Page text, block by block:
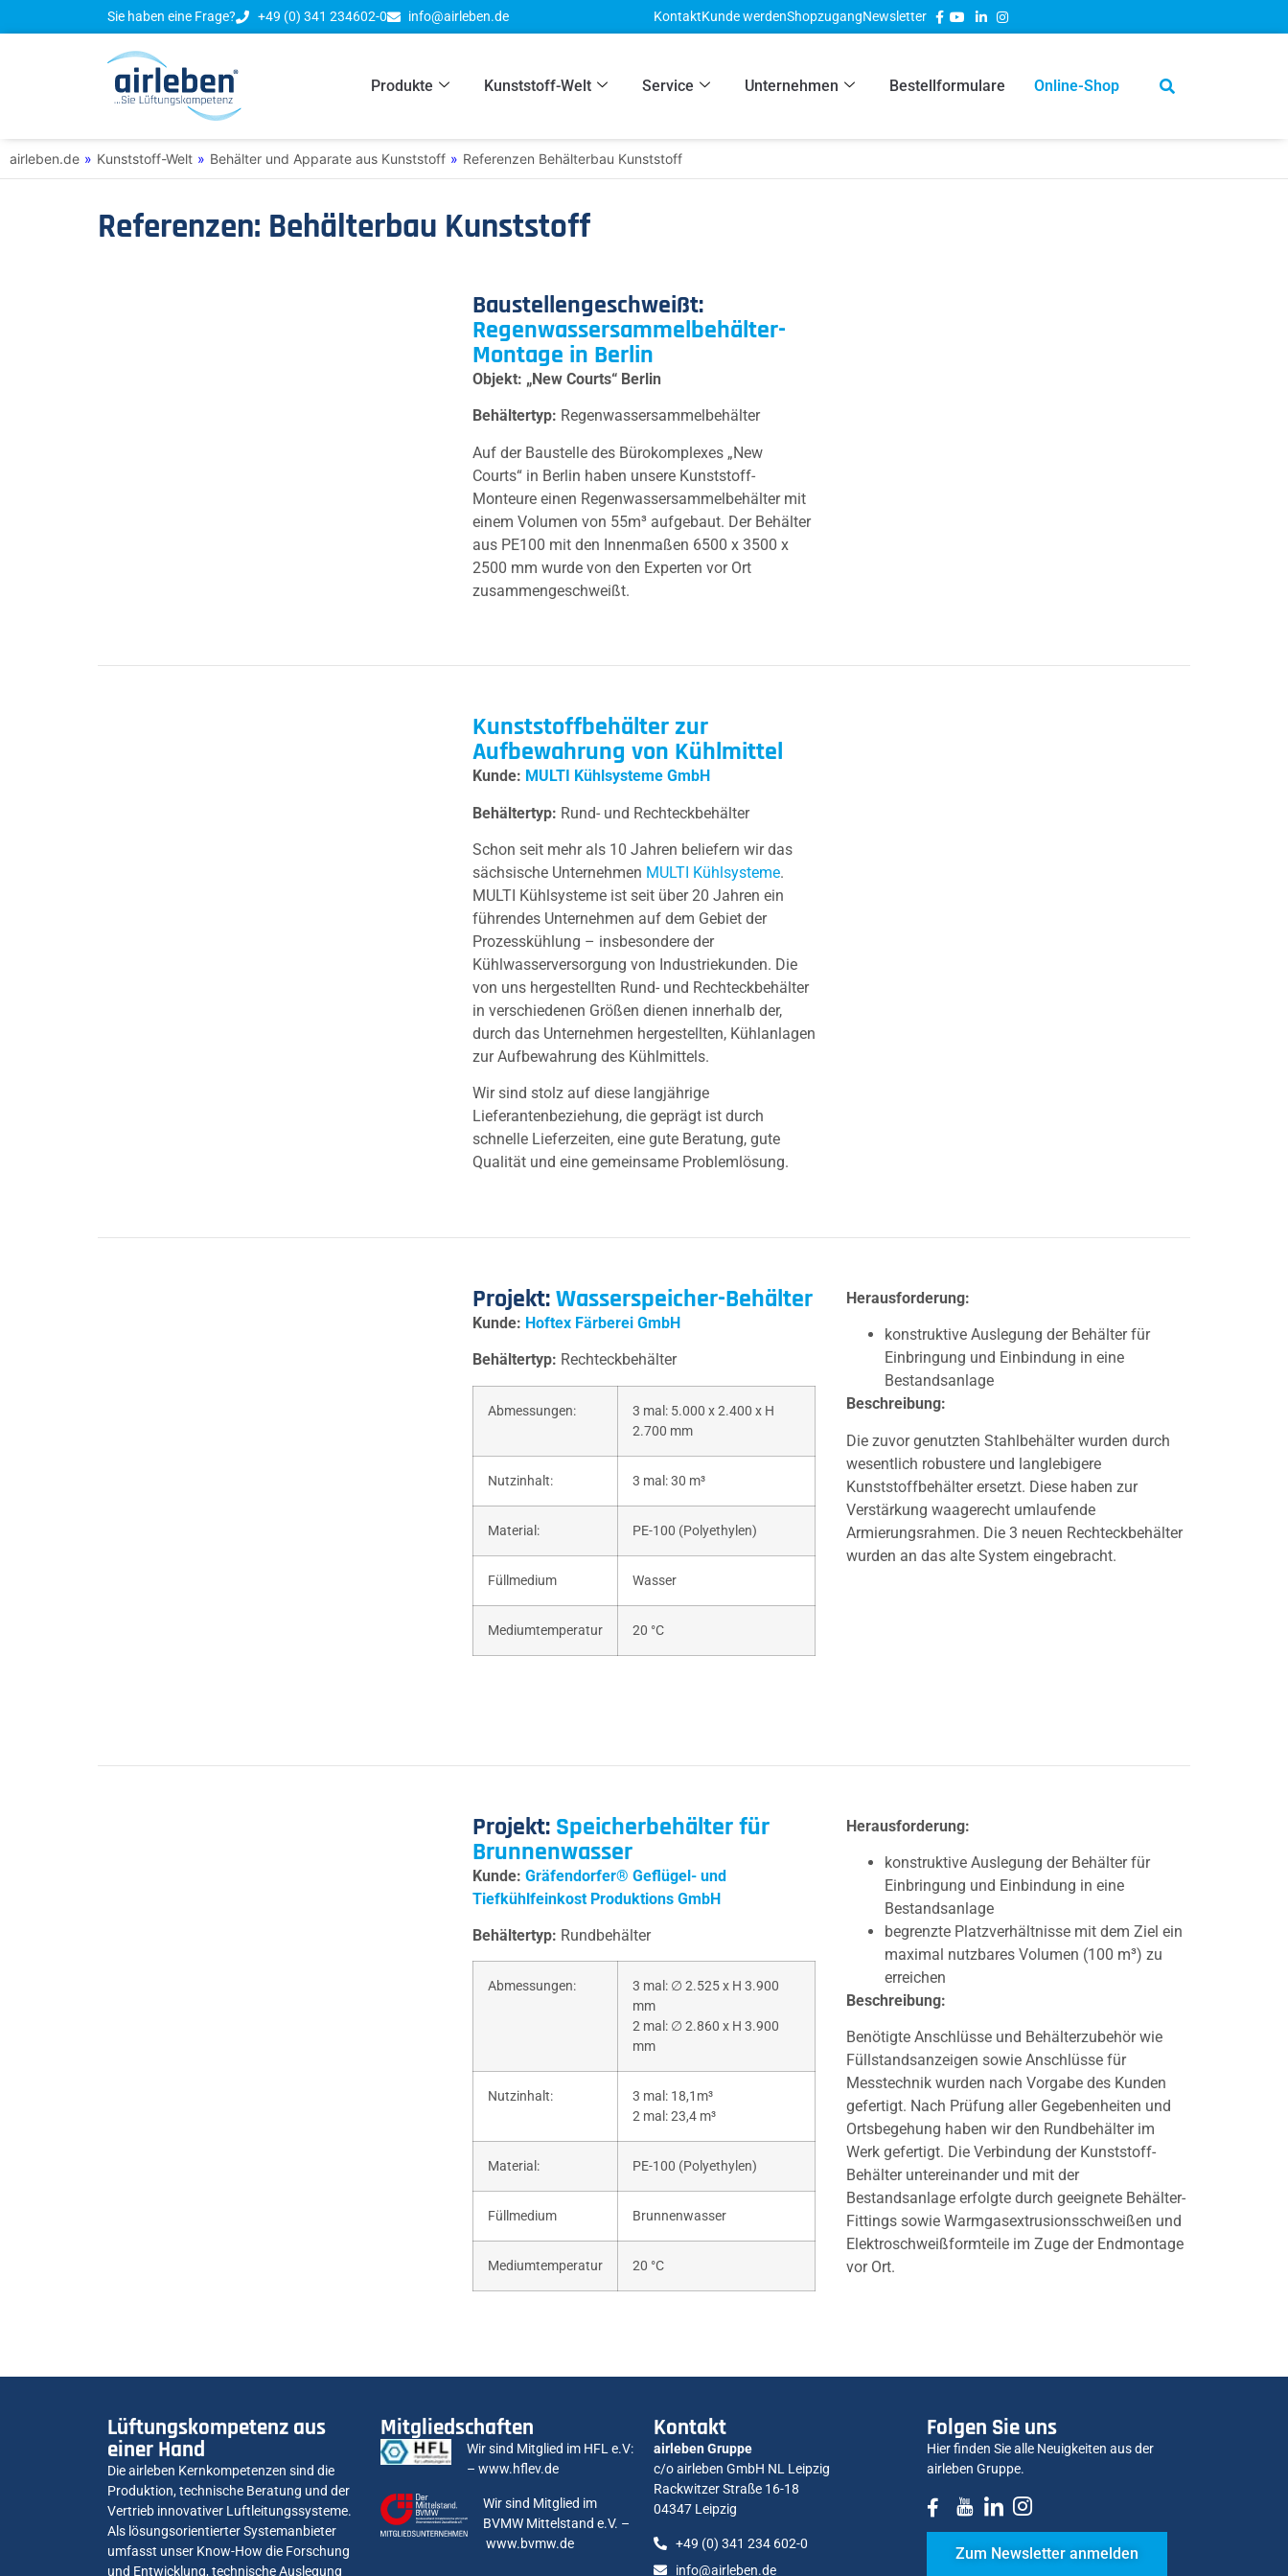
Sie haben eine Frage? +49 (0) 341 234602-0 info@airleben.de KontaktKunde werdenShopzugangNewsletter
Produkte Kunststoff-Welt Service Unternehmen Bestellformulare Online-Shop
airleben.de » Kunststoff-Welt » Behälter und Apparate aus Kunststoff » Referenzen Behälterbau Kunststoff
Referenzen: Behälterbau Kunststoff
Baustellengeschweißt:
Regenwassersammelbehälter-
Montage in Berlin
Objekt: „New Courts“ Berlin
Behältertyp: Regenwassersammelbehälter
Auf der Baustelle des Bürokomplexes „New
Courts“ in Berlin haben unsere Kunststoff-
Monteure einen Regenwassersammelbehälter mit
einem Volumen von 55m³ aufgebaut. Der Behälter
aus PE100 mit den Innenmaßen 6500 x 3500 x
2500 mm wurde von den Experten vor Ort
zusammengeschweißt.
Kunststoffbehälter zur
Aufbewahrung von Kühlmittel
Kunde: MULTI Kühlsysteme GmbH
Behältertyp: Rund- und Rechteckbehälter
Schon seit mehr als 10 Jahren beliefern wir das
sächsische Unternehmen MULTI Kühlsysteme.
MULTI Kühlsysteme ist seit über 20 Jahren ein
führendes Unternehmen auf dem Gebiet der
Prozesskühlung – insbesondere der
Kühlwasserversorgung von Industriekunden. Die
von uns hergestellten Rund- und Rechteckbehälter
in verschiedenen Größen dienen innerhalb der,
durch das Unternehmen hergestellten, Kühlanlagen
zur Aufbewahrung des Kühlmittels.
Wir sind stolz auf diese langjährige
Lieferantenbeziehung, die geprägt ist durch
schnelle Lieferzeiten, eine gute Beratung, gute
Qualität und eine gemeinsame Problemlösung.
Projekt:Wasserspeicher-Behälter
Kunde: Hoftex Färberei GmbH
Behältertyp: Rechteckbehälter
Abmessungen:
3 mal: 5.000 x 2.400 x H
2.700 mm
Nutzinhalt: 3 mal: 30 m³
Material: PE-100 (Polyethylen)
Füllmedium Wasser
Mediumtemperatur 20 °C
Herausforderung:
konstruktive Auslegung der Behälter für
Einbringung und Einbindung in eine
Bestandsanlage
Beschreibung:
Die zuvor genutzten Stahlbehälter wurden durch
wesentlich robustere und langlebigere
Kunststoffbehälter ersetzt. Diese haben zur
Verstärkung waagerecht umlaufende
Armierungsrahmen. Die 3 neuen Rechteckbehälter
wurden an das alte System eingebracht.
Projekt: Speicherbehälter für
Brunnenwasser
Kunde: Gräfendorfer® Geflügel- und
Tiefkühlfeinkost Produktions GmbH
Behältertyp: Rundbehälter
Abmessungen:
3 mal: ∅ 2.525 x H 3.900
mm
2 mal: ∅ 2.860 x H 3.900
mm
Nutzinhalt:
3 mal: 18,1m³
2 mal: 23,4 m³
Material: PE-100 (Polyethylen)
Füllmedium Brunnenwasser
Mediumtemperatur 20 °C
Herausforderung:
konstruktive Auslegung der Behälter für
Einbringung und Einbindung in eine
Bestandsanlage
begrenzte Platzverhältnisse mit dem Ziel ein
maximal nutzbares Volumen (100 m³) zu
erreichen
Beschreibung:
Benötigte Anschlüsse und Behälterzubehör wie
Füllstandsanzeigen sowie Anschlüsse für
Messtechnik wurden nach Vorgabe des Kunden
gefertigt. Nach Prüfung aller Gegebenheiten und
Ortsbegehung haben wir den Rundbehälter im
Werk gefertigt. Die Verbindung der Kunststoff-
Behälter untereinander und mit der
Bestandsanlage erfolgte durch geeignete Behälter-
Fittings sowie Warmgasextrusionsschweißen und
Elektroschweißformteile im Zuge der Endmontage
vor Ort.
Lüftungskompetenz aus
einer Hand
Die airleben Kernkompetenzen sind die
Produktion, technische Beratung und der
Vertrieb innovativer Luftleitungssysteme.
Als lösungsorientierter Systemanbieter
umfasst unser Know-How die Forschung
und Entwicklung, technische Auslegung
Mitgliedschaften
Wir sind Mitglied im HFL e.V:
– www.hflev.de
Wir sind Mitglied im
BVMW Mittelstand e.V. –
www.bvmw.de
Kontakt
airleben Gruppe
c/o airleben GmbH NL Leipzig
Rackwitzer Straße 16-18
04347 Leipzig
+49 (0) 341 234 602-0
info@airleben.de
Folgen Sie uns
Hier finden Sie alle Neuigkeiten aus der
airleben Gruppe.
Zum Newsletter anmelden